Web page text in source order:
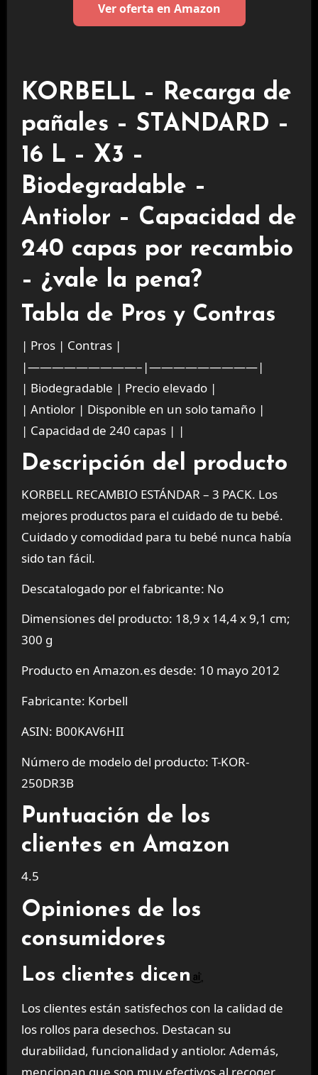
Ver oferta en Amazon
KORBELL – Recarga de
pañales – STANDARD –
16 L – X3 –
Biodegradable –
Antiolor – Capacidad de
240 capas por recambio
– ¿vale la pena?
Tabla de Pros y Contras
| Pros | Contras |
|—————————–|—————————|
| Biodegradable | Precio elevado |
| Antiolor | Disponible en un solo tamaño |
| Capacidad de 240 capas | |
Descripción del producto
KORBELL RECAMBIO ESTÁNDAR – 3 PACK. Los
mejores productos para el cuidado de tu bebé.
Cuidado y comodidad para tu bebé nunca había
sido tan fácil.
Descatalogado por el fabricante: No
Dimensiones del producto: 18,9 x 14,4 x 9,1 cm;
300 g
Producto en Amazon.es desde: 10 mayo 2012
Fabricante: Korbell
ASIN: B00KAV6HII
Número de modelo del producto: T-KOR-
250DR3B
Puntuación de los
clientes en Amazon
4.5
Opiniones de los
consumidores
Los clientes dicen
Los clientes están satisfechos con la calidad de
los rollos para desechos. Destacan su
durabilidad, funcionalidad y antiolor. Además,